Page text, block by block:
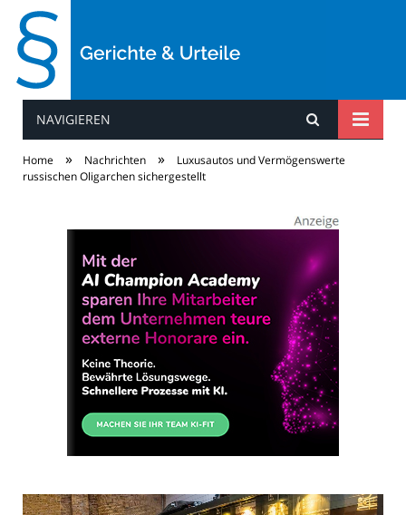
Gerichte & Urteile
NAVIGIEREN
Home » Nachrichten »
Luxusautos und Vermögenswerte
russischen Oligarchen sichergestellt